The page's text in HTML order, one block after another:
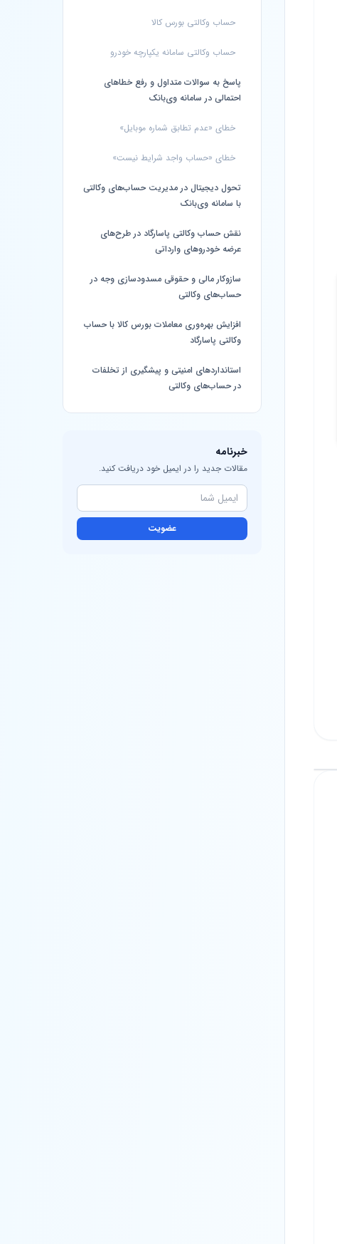
حساب وکالتی بورس کالا
حساب وکالتی سامانه یکپارچه خودرو
پاسخ به سوالات متداول و رفع خطاهای
احتمالی در سامانه وی‌بانک
خطای «عدم تطابق شماره موبایل»
خطای «حساب واجد شرایط نیست»
تحول دیجیتال در مدیریت حساب‌های وکالتی
با سامانه وی‌بانک
نقش حساب وکالتی پاسارگاد در طرح‌های
عرضه خودروهای وارداتی
سازوکار مالی و حقوقی مسدودسازی وجه در
حساب‌های وکالتی
افزایش بهره‌وری معاملات بورس کالا با حساب
وکالتی پاسارگاد
استانداردهای امنیتی و پیشگیری از تخلفات
در حساب‌های وکالتی
خبرنامه
مقالات جدید را در ایمیل خود دریافت کنید.
عضویت